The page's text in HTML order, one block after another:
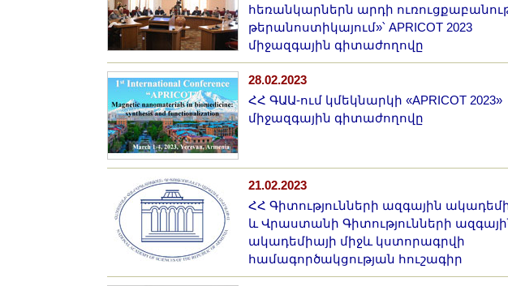
հեռանկարներն արդի
թերանոստիկայում»՝ APRICOT 2023
միջազգային գիտաժողովը
28.02.2023
ՀՀ ԳԱԱ-ում կմեկնարկի «APRICOT 2023»
միջազգային գիտաժողովը
21.02.2023
ՀՀ Գիտությունների ազգային
և Վրաստանի Գիտությունների
ակադեմիայի միջև կստորագրվի
համագործակցության հուշագիր